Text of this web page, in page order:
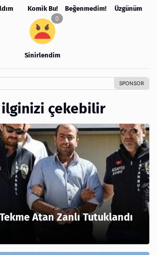
Komik Bu! Beğenmedim! Üzgünüm
Sinirlendim
ilginizi çekebilir
Atan Zanlı Tutuklandı